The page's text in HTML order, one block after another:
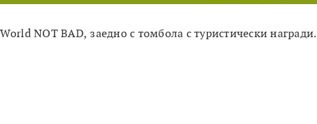
NOT BAD, заедно с томбола с туристически награди.